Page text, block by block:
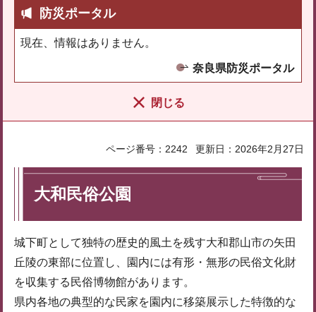
防災ポータル
現在、情報はありません。
奈良県防災ポータル
閉じる
ページ番号：2242 更新日：2026年2月27日
大和民俗公園
城下町として独特の歴史的風土を残す大和郡山市の矢田
丘陵の東部に位置し、園内には有形・無形の民俗文化財
を収集する民俗博物館があります。
県内各地の典型的な民家を園内に移築展示した特徴的な